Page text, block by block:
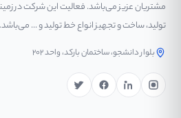
مشتریان عزیز می‌باشد. فعالیت این شرکت در
تولید، ساخت و تجهیز انواع خط تولید و ... می‌باشد.
بلوار دانشجو، ساختمان بارکد، واحد ۲۰۲